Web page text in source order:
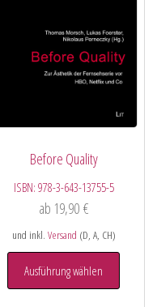
Before Quality
ISBN: 978-3-643-13755-5
ab 19,90 €
und inkl. Versand (D, A, CH)
Ausführung wählen